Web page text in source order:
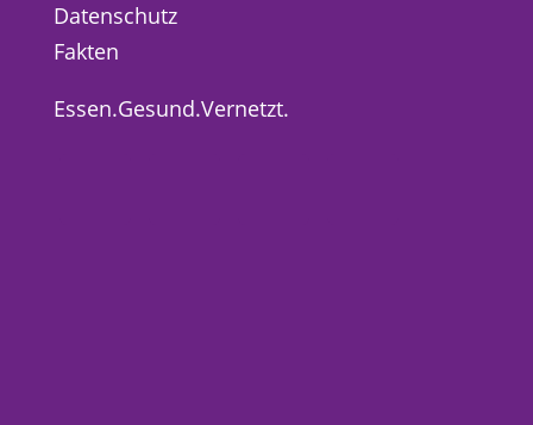
Datenschutz
Fakten
Essen.Gesund.Vernetzt.